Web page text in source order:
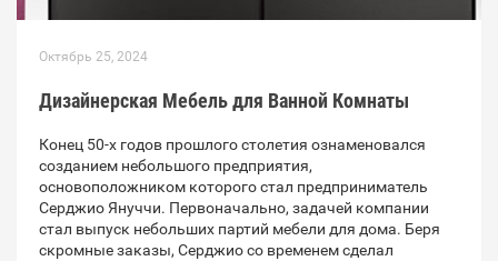
Октябрь 25, 2024
Дизайнерская Мебель для Ванной Комнаты
Конец 50-х годов прошлого столетия ознаменовался
созданием небольшого предприятия,
основоположником которого стал предприниматель
Серджио Януччи. Первоначально, задачей компании
стал выпуск небольших партий мебели для дома. Беря
скромные заказы, Серджио со временем сделал